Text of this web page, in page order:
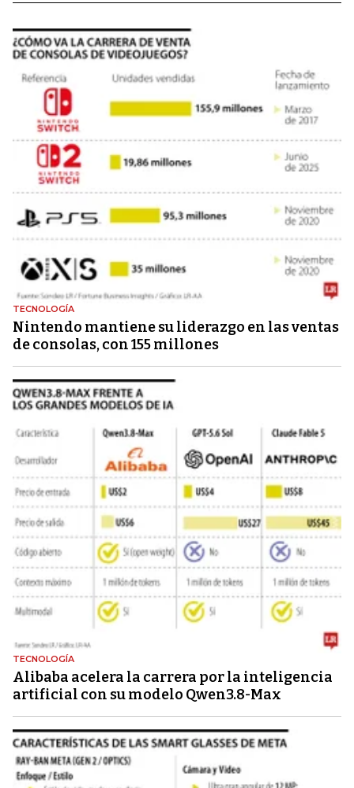
TECNOLOGÍA
Nintendo mantiene su liderazgo en las ventas
de consolas, con 155 millones
TECNOLOGÍA
Alibaba acelera la carrera por la inteligencia
artificial con su modelo Qwen3.8-Max